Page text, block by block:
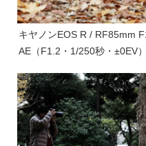
キヤノンEOS R / RF85mm
AE（F1.2・1/250秒・±0EV